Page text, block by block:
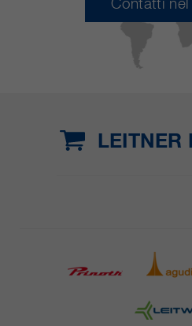
LEITNER